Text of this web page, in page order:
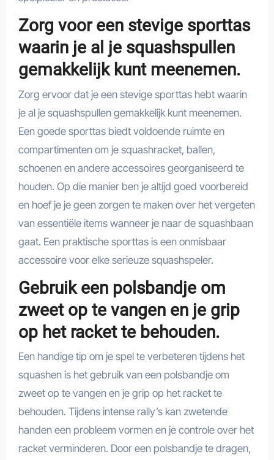
Zorg voor een stevige sporttas
waarin je al je squashspullen
gemakkelijk kunt meenemen.
Zorg ervoor dat je een stevige sporttas hebt waarin
je al je squashspullen gemakkelijk kunt meenemen.
Een goede sporttas biedt voldoende ruimte en
compartimenten om je squashracket, ballen,
schoenen en andere accessoires georganiseerd te
houden. Op die manier ben je altijd goed voorbereid
en hoef je je geen zorgen te maken over het vergeten
van essentiële items wanneer je naar de squashbaan
gaat. Een praktische sporttas is een onmisbaar
accessoire voor elke serieuze squashspeler.
Gebruik een polsbandje om
zweet op te vangen en je grip
op het racket te behouden.
Een handige tip om je spel te verbeteren tijdens het
squashen is het gebruik van een polsbandje om
zweet op te vangen en je grip op het racket te
behouden. Tijdens intense rally’s kan zwetende
handen een probleem vormen en je controle over het
racket verminderen. Door een polsbandje te dragen,